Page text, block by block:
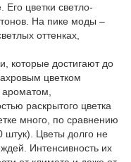
цветки светло-
тонов. На пике моды –
оттенках,
которые достигают до
цветком
раскрытого цветка
много, по сравнению
Цветы долго не
Интенсивность их